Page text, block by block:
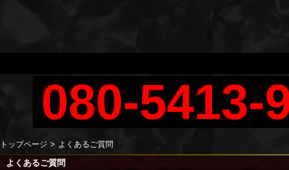
080-5413-
トップページ よくあるご質問
よくあるご質問